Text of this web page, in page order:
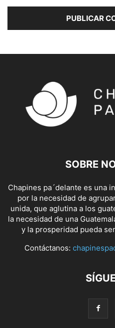
SOBRE
Chapines pa´delante es una
por la necesidad de
unida, que aglutina a los
la necesidad de una
y la prosperidad pueda
Contáctanos: